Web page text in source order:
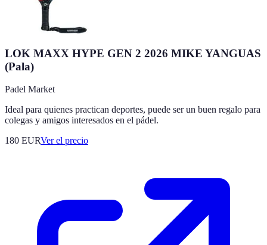
LOK MAXX HYPE GEN 2 2026 MIKE YANGUAS
(Pala)
Padel Market
Ideal para quienes practican deportes, puede ser un buen regalo para
colegas y amigos interesados en el pádel.
180 EURVer el precio